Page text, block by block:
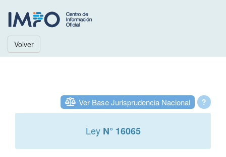
Volver
?
Ver Base Jurisprudencia Nacional
Ley N° 16065